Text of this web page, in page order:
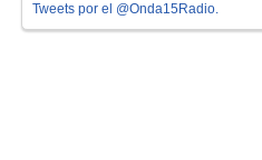
Tweets por el @Onda15Radio.